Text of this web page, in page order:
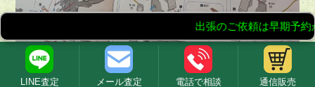
LINE査定 メール査定 電話で相談 通信販売